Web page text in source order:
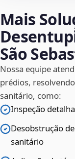
Mais
São
Nossa equipe
prédios,
sanitário, como:
Inspeção
Desobstrução
sanitário